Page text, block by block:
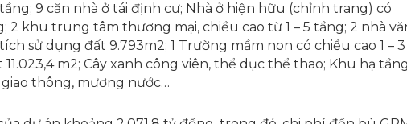
9 căn nhà ở tái định cư; Nhà ở hiện hữu (chỉnh trang) có
2 khu trung tâm thương mại, chiều cao từ 1 – 5 tầng; 2 nhà
sử dụng đất 9.793m2; 1 Trường mầm non có chiều cao 1 – 3
m2; Cây xanh công viên, thể dục thể thao; Khu hạ tầng
thông, mương nước…